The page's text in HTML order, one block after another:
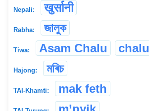
Nepali: खुर्सानी
Rabha: জালুক
Tiwa: Asam Chalu chalu
Hajong: মৰিচ
TAI-Khamti: mak feth